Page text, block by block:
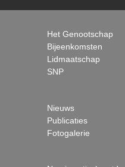
Het Genootschap
Bijeenkomsten
Lidmaatschap
SNP
Nieuws
Publicaties
Fotogalerie